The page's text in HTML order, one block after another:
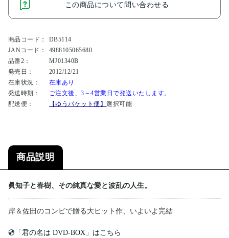
この商品について問い合わせる
商品コード：
DB5114
JANコード：
4988105065680
品番2：
MJ01340B
発売日：
2012/12/21
在庫状況：
在庫あり
発送時期：
ご注文後、3～4営業日で発送いたします。
配送便：
【ゆうパケット便】選択可能
商品説明
眞知子と春樹、その純真な愛と波乱の人生。
岸＆佐田のコンビで贈る大ヒット作、いよいよ完結
💿「君の名は DVD-BOX」はこちら